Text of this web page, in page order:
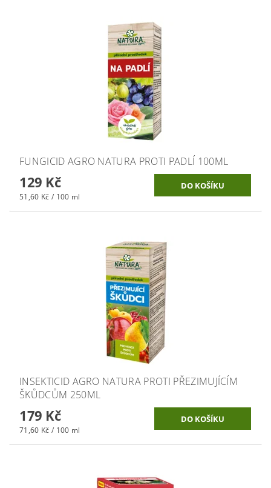
FUNGICID AGRO NATURA PROTI PADLÍ 100ML
129 Kč
51,60 Kč / 100 ml
INSEKTICID AGRO NATURA PROTI PŘEZIMUJÍCÍM
ŠKŮDCŮM 250ML
179 Kč
71,60 Kč / 100 ml